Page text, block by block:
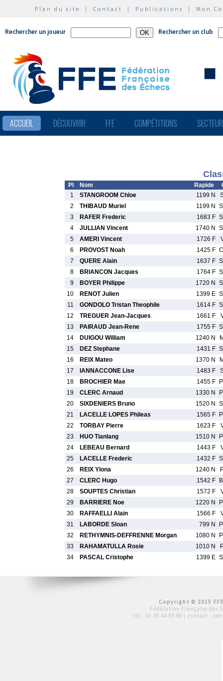
Plan du site | Contact | Publications | Mon
Rechercher un joueur Rechercher un club
ACCUEIL DÉCOUVRIR FFE COMPÉTITIONS
Pl Nom Rapide
1
STANGROOM Chloe 1199 N
2
THIBAUD Muriel 1199 N
3
RAFER Frederic 1683 F
4
JULLIAN Vincent 1740 N
5
AMERI Vincent 1726 F
6
PROVOST Noah 1425 F
7
QUERE Alain 1637 F
8
BRIANCON Jacques 1764 F
9
BOYER Philippe 1720 N
10
RENOT Julien 1399 E
11
GONDOLO Tristan Theophile 1614 F
12
TREGUER Jean-Jacques 1661 F
13
PAIRAUD Jean-Rene 1755 F
14
DUIGOU William 1240 N
15
DEZ Stephane 1431 F
16
REIX Mateo 1370 N
17
IANNACCONE Lise 1483 F
18
BROCHIER Mae 1455 F
19
CLERC Arnaud 1330 N
20
SIXDENIERS Bruno 1520 N
21
LACELLE LOPES Phileas 1565 F
22
TORBAY Pierre 1623 F
23
HUO Tianlang 1510 N
24
LEBEAU Bernard 1443 F
25
LACELLE Frederic 1432 F
26
REIX Ylona 1240 N
27
CLERC Hugo 1542 F
28
SOUPTES Christian 1572 F
29
BARRIERE Noe 1220 N
30
RAFFAELLI Alain 1566 F
31
LABORDE Sloan 799 N
32
RETHYMNIS-DEFFRENNE Morgan 1080 N
33
RAHAMATULLA Rosie 1010 N
34
PASCAL Cristophe 1399 E
Copyright © 2015
Fédération Française des
tél : 01 39 44 65 80 | contact :